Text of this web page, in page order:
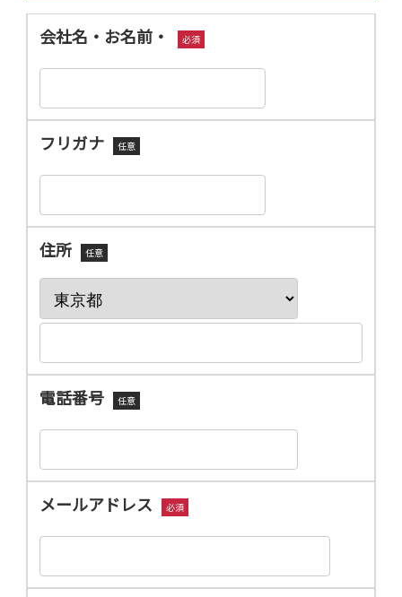
会社名・お名前・ 必須
フリガナ 任意
住所 任意
電話番号 任意
メールアドレス 必須